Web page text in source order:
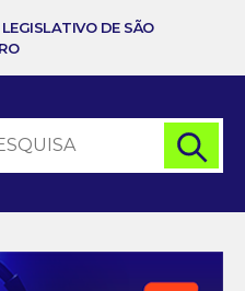
LEGISLATIVO DE SÃO